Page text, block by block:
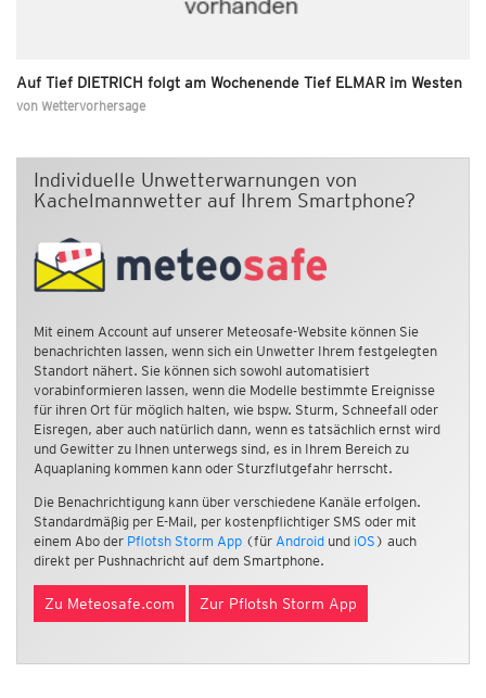
Auf Tief DIETRICH folgt am Wochenende Tief ELMAR im Westen
von Wettervorhersage
Individuelle Unwetterwarnungen von
Kachelmannwetter auf Ihrem Smartphone?
Mit einem Account auf unserer Meteosafe-Website können Sie
benachrichten lassen, wenn sich ein Unwetter Ihrem festgelegten
Standort nähert. Sie können sich sowohl automatisiert
vorabinformieren lassen, wenn die Modelle bestimmte Ereignisse
für ihren Ort für möglich halten, wie bspw. Sturm, Schneefall oder
Eisregen, aber auch natürlich dann, wenn es tatsächlich ernst wird
und Gewitter zu Ihnen unterwegs sind, es in Ihrem Bereich zu
Aquaplaning kommen kann oder Sturzflutgefahr herrscht.
Die Benachrichtigung kann über verschiedene Kanäle erfolgen.
Standardmäßig per E-Mail, per kostenpflichtiger SMS oder mit
einem Abo der Pflotsh Storm App (für Android und iOS ) auch
direkt per Pushnachricht auf dem Smartphone.
Zu Meteosafe.com Zur Pflotsh Storm App